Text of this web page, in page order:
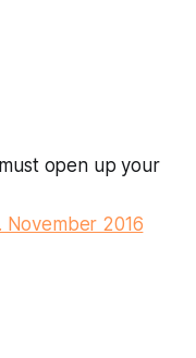
open up your
November 2016